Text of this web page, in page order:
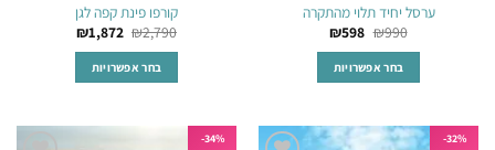
ערסל יחיד תלוי מהתקרה
₪990
₪598
בחר אפשרויות
יש
קורפו פינת קפה לגן
₪2,790
₪1,872
בחר אפשרויות
32%-
34%-